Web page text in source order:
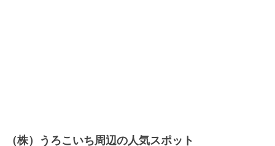
（株）うろこいち周辺の人気スポット